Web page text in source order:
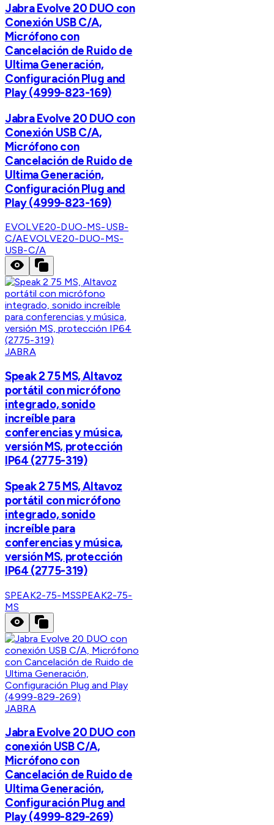
Jabra Evolve 20 DUO con
Conexión USB C/A,
Micrófono con
Cancelación de Ruido de
Ultima Generación,
Configuración Plug and
Play (4999-823-169)
Jabra Evolve 20 DUO con
Conexión USB C/A,
Micrófono con
Cancelación de Ruido de
Ultima Generación,
Configuración Plug and
Play (4999-823-169)
EVOLVE20-DUO-MS-USB-
C/AEVOLVE20-DUO-MS-
USB-C/A
JABRA
Speak 2 75 MS, Altavoz
portátil con micrófono
integrado, sonido
increíble para
conferencias y música,
versión MS, protección
IP64 (2775-319)
Speak 2 75 MS, Altavoz
portátil con micrófono
integrado, sonido
increíble para
conferencias y música,
versión MS, protección
IP64 (2775-319)
SPEAK2-75-MSSPEAK2-75-
MS
JABRA
Jabra Evolve 20 DUO con
conexión USB C/A,
Micrófono con
Cancelación de Ruido de
Ultima Generación,
Configuración Plug and
Play (4999-829-269)